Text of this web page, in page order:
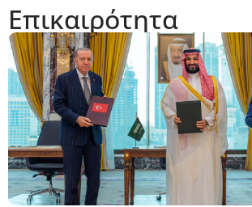
Επικαιρότητα